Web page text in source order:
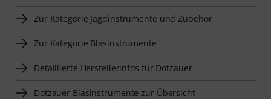
Zur Kategorie Jagdinstrumente und Zubehör
Zur Kategorie Blasinstrumente
Detaillierte Herstellerinfos für Dotzauer
Dotzauer Blasinstrumente zur Übersicht